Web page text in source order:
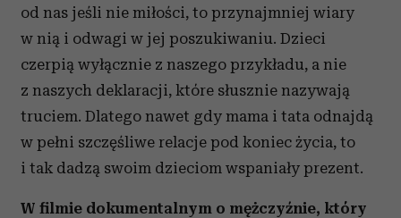
od nas jeśli nie miłości, to przynajmniej wiary
w nią i odwagi w jej poszukiwaniu. Dzieci
czerpią wyłącznie z naszego przykładu, a nie
z naszych deklaracji, które słusznie nazywają
truciem. Dlatego nawet gdy mama i tata odnajdą
w pełni szczęśliwe relacje pod koniec życia, to
i tak dadzą swoim dzieciom wspaniały prezent.
W filmie dokumentalnym o mężczyźnie, który